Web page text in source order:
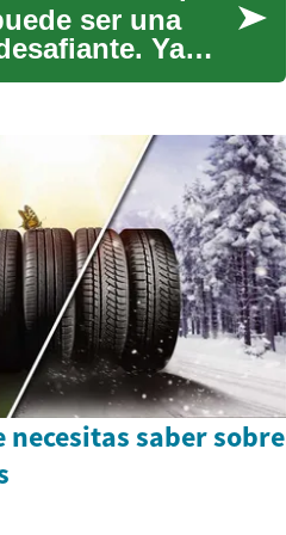
ser una
Ya
necesitas saber sobre